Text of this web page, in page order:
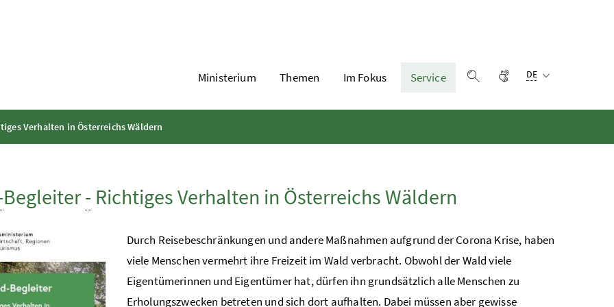
Ministerium Themen Im Fokus
Service
Gebärdensprache
DE
Verhalten in Österreichs Wäldern
Begleiter-Richtiges Verhalten in Österreichs Wäldern
Durch Reisebeschränkungen und andere Maßnahmen aufgrund der Corona Krise, haben
viele Menschen vermehrt ihre Freizeit im Wald verbracht. Obwohl der Wald viele
Eigentümerinnen und Eigentümer hat, dürfen ihn grundsätzlich alle Menschen zu
Erholungszwecken betreten und sich dort aufhalten. Dabei müssen aber gewisse